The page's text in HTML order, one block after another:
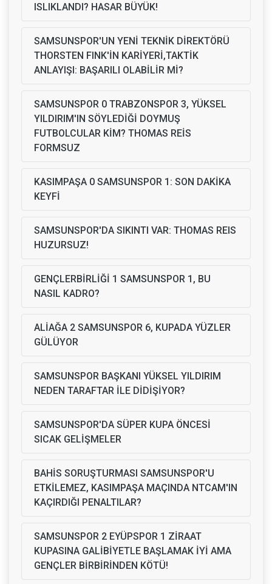
ISLIKLANDI? HASAR BÜYÜK!
SAMSUNSPOR'UN YENİ TEKNİK DİREKTÖRÜ
THORSTEN FINK'İN KARİYERİ,TAKTİK
ANLAYIŞI: BAŞARILI OLABİLİR Mİ?
SAMSUNSPOR 0 TRABZONSPOR 3, YÜKSEL
YILDIRIM'IN SÖYLEDİĞİ DOYMUŞ
FUTBOLCULAR KİM? THOMAS REİS
FORMSUZ
KASIMPAŞA 0 SAMSUNSPOR 1: SON DAKİKA
KEYFİ
SAMSUNSPOR'DA SIKINTI VAR: THOMAS REIS
HUZURSUZ!
GENÇLERBİRLİĞİ 1 SAMSUNSPOR 1, BU
NASIL KADRO?
ALİAĞA 2 SAMSUNSPOR 6, KUPADA YÜZLER
GÜLÜYOR
SAMSUNSPOR BAŞKANI YÜKSEL YILDIRIM
NEDEN TARAFTAR İLE DİDİŞİYOR?
SAMSUNSPOR'DA SÜPER KUPA ÖNCESİ
SICAK GELİŞMELER
BAHİS SORUŞTURMASI SAMSUNSPOR'U
ETKİLEMEZ, KASIMPAŞA MAÇINDA NTCAM'IN
KAÇIRDIĞI PENALTILAR?
SAMSUNSPOR 2 EYÜPSPOR 1 ZİRAAT
KUPASINA GALİBİYETLE BAŞLAMAK İYİ AMA
GENÇLER BİRBİRİNDEN KÖTÜ!